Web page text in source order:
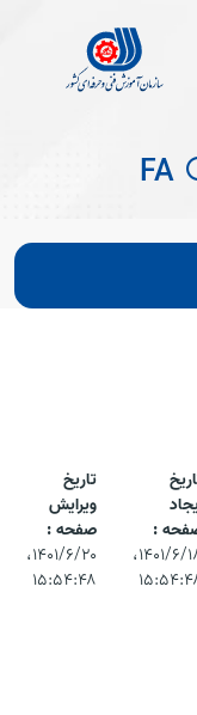
FA
:
۱۴۰۱/۶/۱۸،‏
تاریخ
ویرایش
صفحه :
۱۴۰۱/۶/۲۰،‏
۱۵:۵۴:۴۸